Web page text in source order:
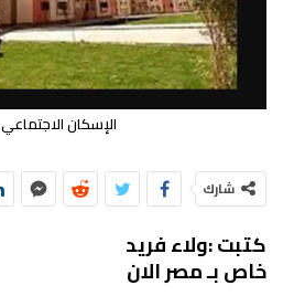
الإسكان الاجتماعي
شارك
كتبت :ولاء فريد
خاص بـ مصر الان